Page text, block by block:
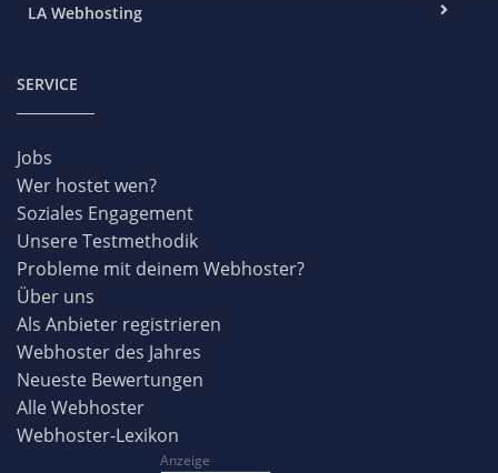
LA Webhosting
SERVICE
Jobs
Wer hostet wen?
Soziales Engagement
Unsere Testmethodik
Probleme mit deinem Webhoster?
Über uns
Als Anbieter registrieren
Webhoster des Jahres
Neueste Bewertungen
Alle Webhoster
Webhoster-Lexikon
Anzeige